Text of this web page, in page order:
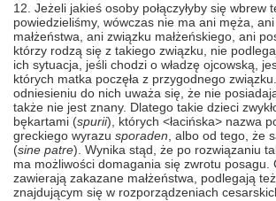
12. Jeżeli jakieś osoby połączyłyby się wbrew
powiedzieliśmy, wówczas nie ma ani męża,
małżeństwa, ani związku małżeńskiego, ani
którzy rodzą się z takiego związku, nie
ich sytuacja, jeśli chodzi o władzę ojcowską,
których matka poczęła z przygodnego
odniesieniu do nich uważa się, że nie
także nie jest znany. Dlatego takie dzieci
bękartami (spurii), których <łacińska> nazwa
greckiego wyrazu sporaden , albo od tego, że
(sine patre). Wynika stąd, że po rozwiązaniu
ma możliwości domagania się zwrotu posagu.
zawierają zakazane małżeństwa, podlegają
znajdującym się w rozporządzeniach